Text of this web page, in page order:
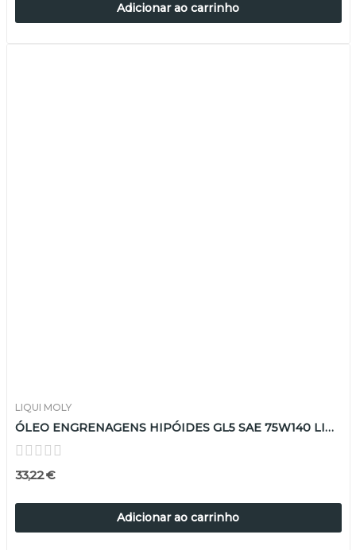
Adicionar ao carrinho
LIQUI MOLY
ÓLEO ENGRENAGENS HIPÓIDES GL5 SAE 75W140 LIQUI...
33,22 €
Adicionar ao carrinho